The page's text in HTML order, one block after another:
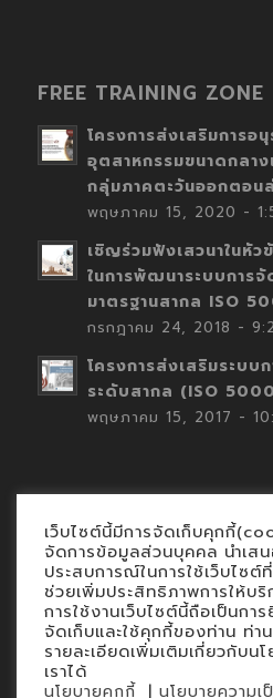
FREE TRAINING ZONE
โครงการส่งเสริมการอ
อุตสาหกรรมขนาดกลา
กลุ่มภาคตะวันออกตอน
พฤษภาคม 15, 2020 -
เชิญร่วมฟังเสวนาในหัว
ในการพัฒนาระบบการ
มาตรฐานสากล ISO
กรกฎาคม 24, 2018 -
โครงการส่งเสริมระบบ
ระดับสากล (ISO
พฤษภาคม 15, 2017 -
Contact
นโยบายคุกกี้
นโยบายข้อมูลส่วนบุคคล
เว็บไซต์นี้มีการจัดเก็บคุกกี้
จัดการข้อมูลส่วนบุคคล นำเส
ประสบการณ์ในการใช้เว็บไซต์
ช่วยเพิ่มประสิทธิภาพการให้บริ
การใช้งานเว็บไซต์นี้ถือเป็นการ
จัดเก็บและใช้คุกกี้ของท่าน ท่า
รายละเอียดเพิ่มเติมเกี่ยวกับน
เราได้
นโยบายคุกกี้ | นโยบายความ